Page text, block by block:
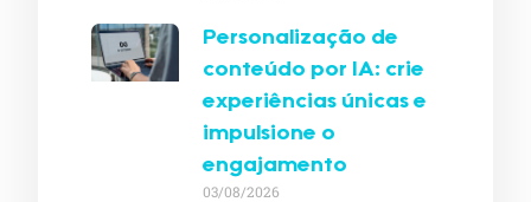
Personalização de
conteúdo por IA: crie
experiências únicas e
impulsione o
engajamento
03/08/2026